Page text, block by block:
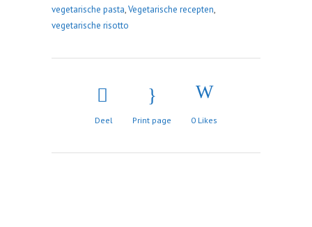
vegetarische pasta,Vegetarische recepten,
vegetarische risotto
Deel Print page 0 Likes